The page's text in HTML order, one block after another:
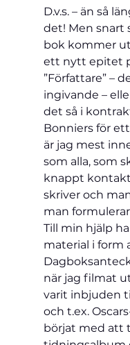
D.v.s. – än så
det! Men snart
bok kommer
ett nytt epitet
”Författare” –
ingivande –
det så i
Bonniers för
är jag mest
som alla, som
knappt
skriver och
man
Till min hjälp
material i form
när jag filmat
varit inbjuden
och t.ex.
börjat med att